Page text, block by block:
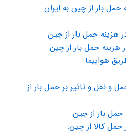
حمل بار از چین به ایران
هزینه حمل بار از چین
هزینه حمل بار از چین
هواپیما
و نقل و تاثیر بر حمل بار از
بار از چین
کالا از چین: